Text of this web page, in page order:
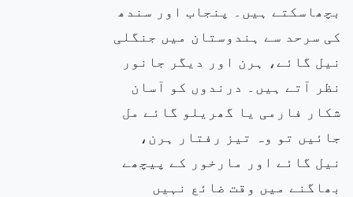
بچھاسکتے ہیں۔ پنجاب اور سندھ
کی سرحد سے ہندوستان میں جنگلی
نیل گائے، ہرن اور دیگر جانور
نظر آتے ہیں۔ درندوں کو آسان
شکار فارمی یا گھریلو گائے مل
جائیں تو وہ تیز رفتار ہرن،
نیل گائے اور مارخور کے پیچھے
بھاگنے میں وقت ضائع نہیں